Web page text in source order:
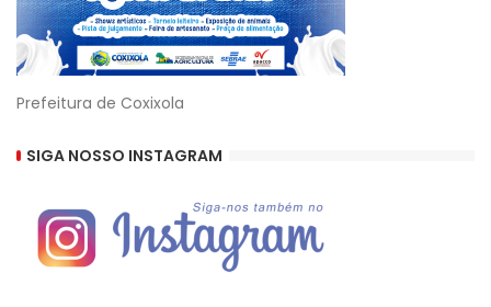
Prefeitura de Coxixola
SIGA NOSSO INSTAGRAM